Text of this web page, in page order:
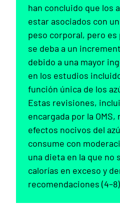
han concluido que los
estar asociados con
peso corporal, pero
se deba a un
debido a una mayor
en los estudios
función única de los
Estas revisiones,
encargada por la
efectos nocivos del
consume con
una dieta en la que no
calorías en exceso y
recomendaciones